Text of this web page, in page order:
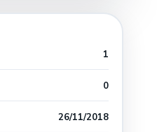
1
0
26/11/2018